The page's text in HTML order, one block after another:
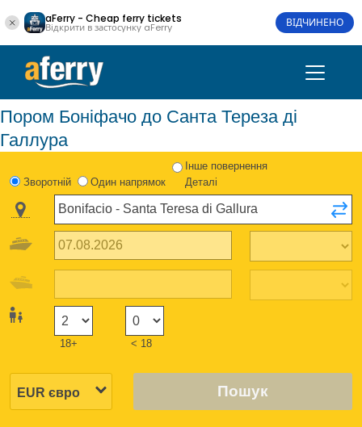
aFerry - Cheap ferry tickets
Відкрити в застосунку aFerry ВІДЧИНЕНО
Пором Боніфачо до Санта Тереза ді
Галлура
Зворотній Один напрямок
Інше повернення
Деталі
18+ < 18
Пошук